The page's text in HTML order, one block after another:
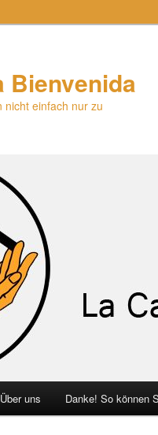
Bienvenida
nicht einfach nur zu
uns Danke! So können